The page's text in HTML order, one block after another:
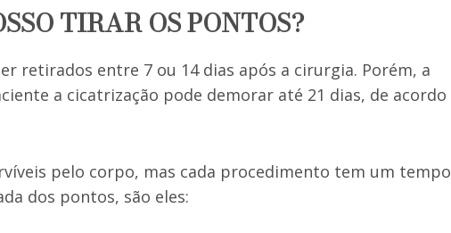
TIRAR OS PONTOS?
retirados entre 7 ou 14 dias após a cirurgia. Porém, a
a cicatrização pode demorar até 21 dias, de acordo
pelo corpo, mas cada procedimento tem um tempo
dos pontos, são eles: